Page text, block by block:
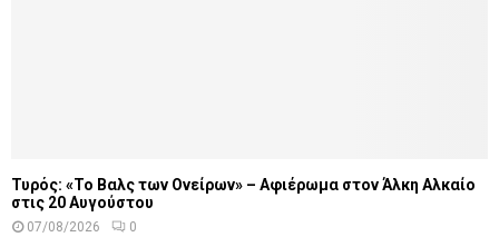
Τυρός: «Το Βαλς των Ονείρων» – Αφιέρωμα στον Άλκη Αλκαίο
στις 20 Αυγούστου
07/08/2026 0